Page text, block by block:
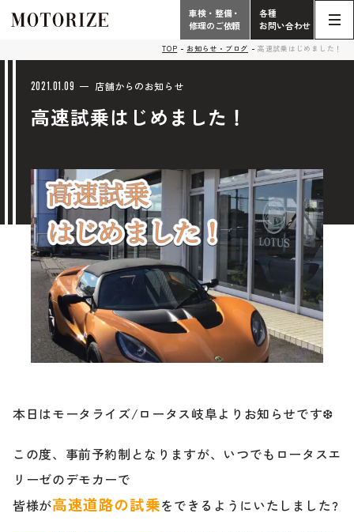
こだわり
輸入車買取査定依頼
中古車販売・在庫車情報
車検・整備・修理のご依頼
中古車探しのご依頼/その他
お問い合わせフォーム
お客様の声
Phone
電話受付時間 10:00 - 18:30（月曜定休）
058-247-7733
タップで電話がかかります
お問い合わせ総合
058-247-8001
タップで電話がかかります
Contact Form
お問い合わせフォームはこちら
車検・整備・修理のご依頼
Contact
車検・整備・
修理のご依頼
各種
お問い合わせ
TOP お知らせ・ブログ 高速試乗はじめました！
2021.01.09 店舗からのお知らせ
高速試乗はじめました！
本日はモータライズ/ロータス岐阜よりお知らせです❆
この度、事前予約制となりますが、いつでもロータスエ
リーゼのデモカーで
皆様が高速道路の試乗をできるようにいたしました?